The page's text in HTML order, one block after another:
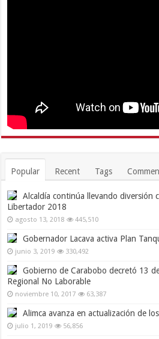
Popular Recent Tags
Alcaldía continúa llevando diversión
Libertador 2018
agosto 13, 2018 445,510
Gobernador Lacava activa Plan
junio 3, 2019 330,492
Gobierno de Carabobo decretó 13
Regional No Laborable
noviembre 10, 2017 63,387
Alimca avanza en actualización de
julio 1, 2019 56,856